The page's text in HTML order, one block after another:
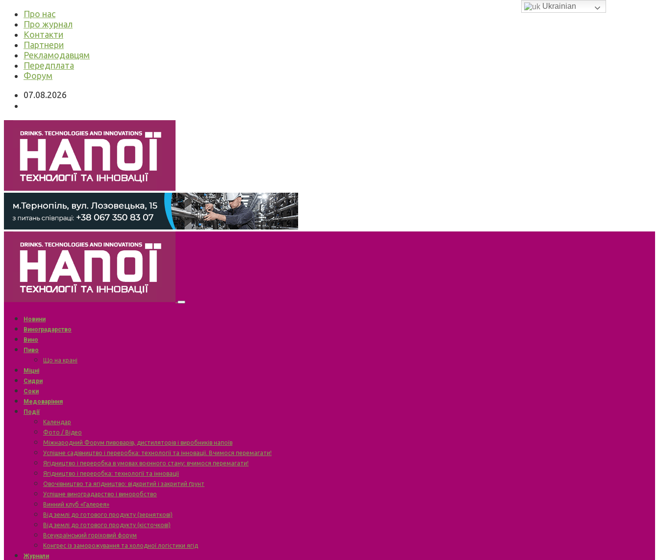
Про нас
Про журнал
Контакти
Партнери
Рекламодавцям
Передплата
Форум
07.08.2026
Новини
Виноградарство
Вино
Пиво
Що на крані
Міцні
Сидри
Соки
Медоваріння
Події
Календар
Фото / Відео
Міжнародний Форум пивоварів, дистиляторів і виробників напоїв
Успішне садівництво і переробка: технології та інновації. Вчимося перемагати!
Ягідництво і переробка в умовах воєнного стану: вчимося перемагати!
Ягідництво і переробка: технології та інновації
Овочівництво та ягідництво: відкритий і закритий ґрунт
Успішне виноградарство і виноробство
Винний клуб «Галерея»
Від землі до готового продукту (зерняткові)
Від землі до готового продукту (кісточкові)
Всеукраїнський горіховий форум
Конгрес із заморожування та холодної логістики ягід
Журнали
Ukrainian